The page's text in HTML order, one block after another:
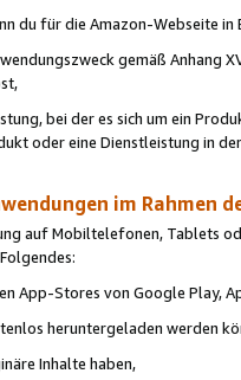
du für die Amazon-Webseite in
gemäß Anhang
bei der es sich um ein
oder eine Dienstleistung in
im Rahmen
auf Mobiltelefonen, Tablets
App-Stores von Google Play,
heruntergeladen werden
Inhalte haben,